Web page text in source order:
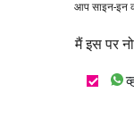
आप साइन-इन
मैं इस पर